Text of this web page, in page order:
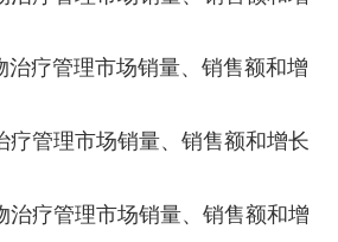
治疗管理市场销量、销售额和增
疗管理市场销量、销售额和增长
治疗管理市场销量、销售额和增